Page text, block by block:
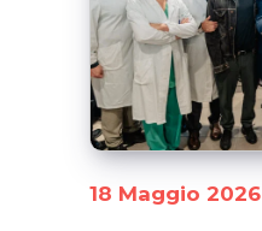
18 Maggio 2026